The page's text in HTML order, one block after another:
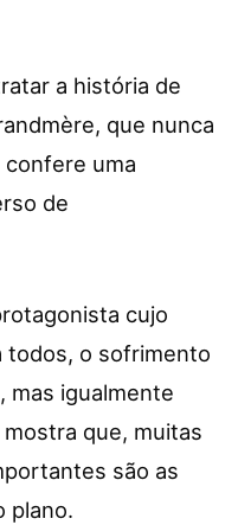
a história de
que nunca
uma
de
cujo
todos, o sofrimento
mas igualmente
que, muitas
são as
plano.